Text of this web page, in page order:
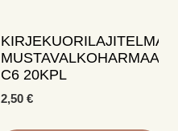
KIRJEKUORILAJITELMA
MUSTAVALKOHARMAA
C6 20KPL
2,50 €